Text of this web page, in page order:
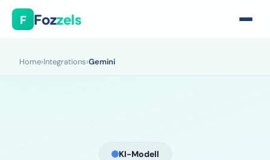
F Fozzels
Home›Integrations›Gemini
KI-Modell